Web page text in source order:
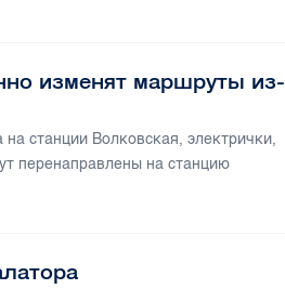
изменят маршруты из-
станции Волковская, электрички,
перенаправлены на станцию